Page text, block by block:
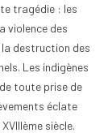
tragédie : les
violence des
la destruction des
Les indigènes
toute prise de
éclate
siècle.